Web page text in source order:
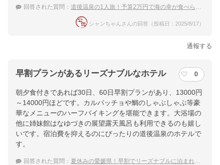
回答された質問： 道後温泉の1人旅！予算2万円で海の幸が食べられるおすすめ温泉宿
シャンちゃんさんの回答（投稿日：2025/8/17）
通報する
早割プランがあるリーズナブルなホテル 0
朝夕食付きであれば30日、60日早割プランがあり、13000円
～14000円ほどです。カルパッチョや鯛のしゃぶしゃぶ等豪
華なメニューのハーフバイキングを堪能できます。大浴場の
他に姉妹館はなゆづきの展望露天風呂も利用できるのも嬉し
いです。宿泊費を抑えるのにぴったりの道後温泉のホテルで
す。
回答された質問： 夏休みの愛媛県！早割でリーズナブルに泊まれる宿のおすすめは？